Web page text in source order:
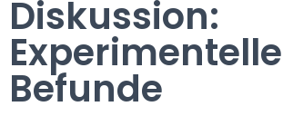
Diskussion:
Experimentelle
Befunde